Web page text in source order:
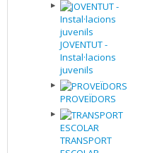
JOVENTUT -
Instal·lacions
juvenils
PROVEÏDORS
TRANSPORT